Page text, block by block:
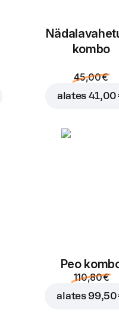
kombo
45,00 €
alates 41,00
Peo
110,80 €
alates 99,50